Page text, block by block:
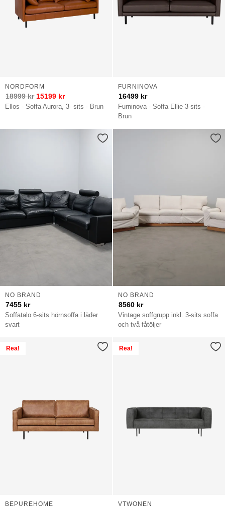
Ellos - Soffa Aurora, 3- sits - Brun
NORDFORM
18999kr 15199 kr
Furninova - Soffa Ellie 3-sits -
Brun
FURNINOVA
16499 kr
Soffatalo 6-sits hörnsoffa i läder
svart
NO BRAND
7455 kr
Vintage soffgrupp inkl. 3-sits soffa
och två fåtöljer
NO BRAND
8560 kr
Rea!
BEPUREHOME
Rea!
VTWONEN